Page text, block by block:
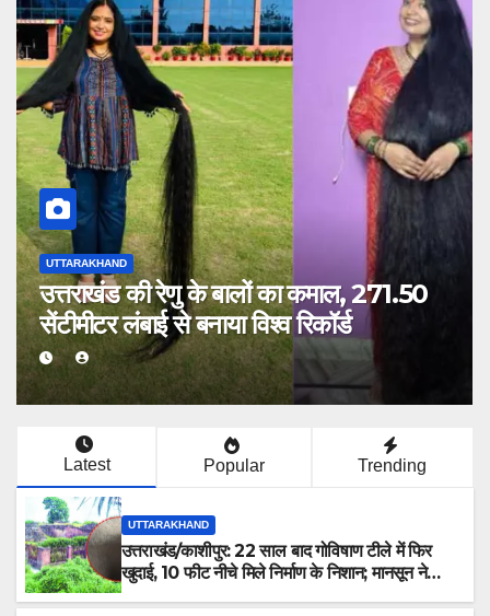
UTTARAKHAND
उधम सिंह नगर: रेलवे स्टेशन के पास दो शव
मिलने से सनसनी, अलग-अलग जगहों से आए थे
दोनों मृतक; जांच में जुटी पुलिस
Latest Popular Trending
UTTARAKHAND
उत्तराखंड/काशीपुर: 22 साल बाद गोविषाण टीले में फिर
खुदाई, 10 फीट नीचे मिले निर्माण के निशान; मानसून ने